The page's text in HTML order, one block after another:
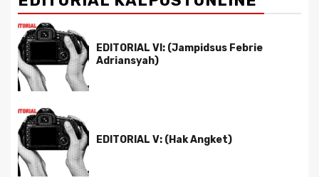
EDITORIAL VI: (Jampidsus Febrie
Adriansyah)
EDITORIAL V: (Hak Angket)